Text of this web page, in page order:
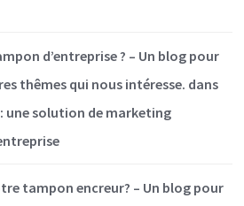
d’entreprise ? – Un blog pour
thêmes qui nous intéresse. dans
une solution de marketing
tampon encreur? – Un blog pour